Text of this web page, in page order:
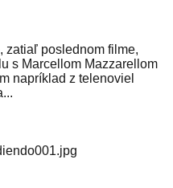
, zatiaľ poslednom filme,
s Marcellom Mazzarellom
napríklad z telenoviel